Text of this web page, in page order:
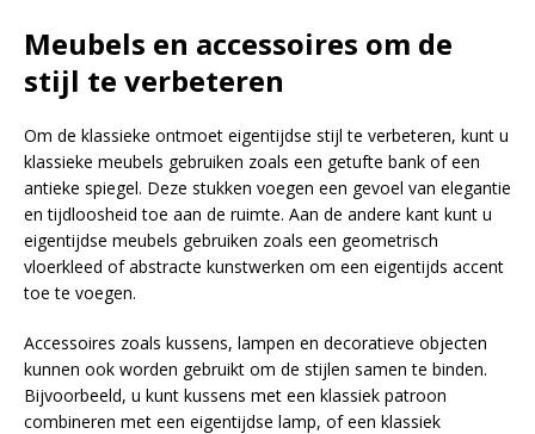
Meubels en accessoires om de
stijl te verbeteren
Om de klassieke ontmoet eigentijdse stijl te verbeteren, kunt u
klassieke meubels gebruiken zoals een getufte bank of een
antieke spiegel. Deze stukken voegen een gevoel van elegantie
en tijdloosheid toe aan de ruimte. Aan de andere kant kunt u
eigentijdse meubels gebruiken zoals een geometrisch
vloerkleed of abstracte kunstwerken om een eigentijds accent
toe te voegen.
Accessoires zoals kussens, lampen en decoratieve objecten
kunnen ook worden gebruikt om de stijlen samen te binden.
Bijvoorbeeld, u kunt kussens met een klassiek patroon
combineren met een eigentijdse lamp, of een klassiek